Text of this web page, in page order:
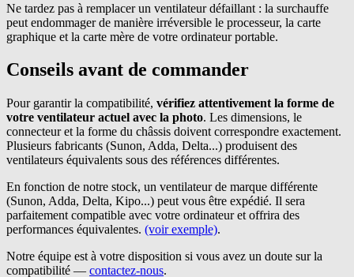
Ne tardez pas à remplacer un ventilateur défaillant : la surchauffe
peut endommager de manière irréversible le processeur, la carte
graphique et la carte mère de votre ordinateur portable.
Conseils avant de commander
Pour garantir la compatibilité, vérifiez attentivement la forme de
votre ventilateur actuel avec la photo. Les dimensions, le
connecteur et la forme du châssis doivent correspondre exactement.
Plusieurs fabricants (Sunon, Adda, Delta...) produisent des
ventilateurs équivalents sous des références différentes.
En fonction de notre stock, un ventilateur de marque différente
(Sunon, Adda, Delta, Kipo...) peut vous être expédié. Il sera
parfaitement compatible avec votre ordinateur et offrira des
performances équivalentes. (voir exemple).
Notre équipe est à votre disposition si vous avez un doute sur la
compatibilité — contactez-nous.